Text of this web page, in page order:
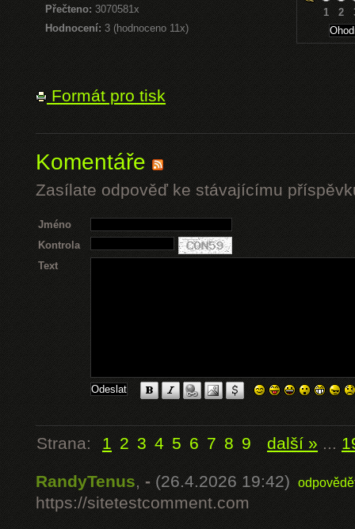
Přečteno: 3070581x
Hodnocení: 3 (hodnoceno 11x)
1 2
Formát pro tisk
Komentáře
Zasílate odpověď ke stávajícímu
Jméno
Kontrola
Text
Strana: 1 2 3 4 5 6 7 8 9 další » ...
RandyTenus, - (26.4.2026 19:42)
https://sitetestcomment.com